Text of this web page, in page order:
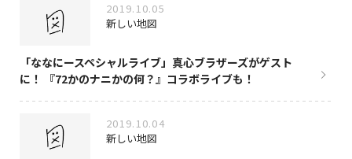
2019.10.05
新しい地図
「ななにースペシャルライブ」真心ブラザーズがゲスト
に！ 『72かのナニかの何？』コラボライブも！
2019.10.04
新しい地図